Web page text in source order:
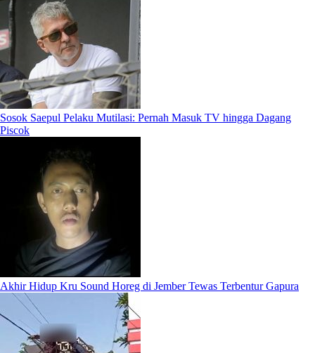
Sosok Saepul Pelaku Mutilasi: Pernah Masuk TV hingga Dagang
Piscok
Akhir Hidup Kru Sound Horeg di Jember Tewas Terbentur Gapura